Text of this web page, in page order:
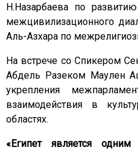
Н.Назарбаева по
межцивилизационного
Аль-Азхара по
На встрече со Спикером
Абдель Разеком Маулен
укрепления
взаимодействия в
областях.
«Египет является